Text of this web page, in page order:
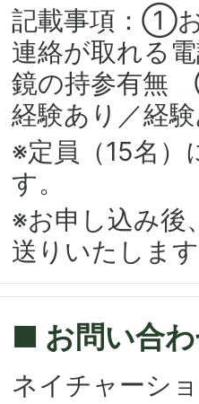
記載事項：①
連絡が取れる
鏡の持参有無
経験あり／経
※定員（15名）
す。
※お申し込み後
送りいたしま
■ お問い合
ネイチャーシ